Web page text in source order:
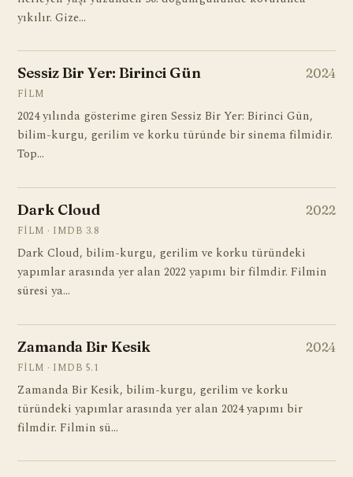
yıkılır. Gize…
Sessiz Bir Yer: Birinci Gün 2024
FILM
2024 yılında gösterime giren Sessiz Bir Yer: Birinci Gün,
bilim-kurgu, gerilim ve korku türünde bir sinema filmidir.
Top…
Dark Cloud 2022
FILM · IMDB 3.8
Dark Cloud, bilim-kurgu, gerilim ve korku türündeki
yapımlar arasında yer alan 2022 yapımı bir filmdir. Filmin
süresi ya…
Zamanda Bir Kesik 2024
FILM · IMDB 5.1
Zamanda Bir Kesik, bilim-kurgu, gerilim ve korku
türündeki yapımlar arasında yer alan 2024 yapımı bir
filmdir. Filmin sü…